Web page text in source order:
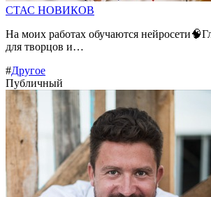
СТАС НОВИКОВ
На моих работах обучаются
для творцов и…
#Другое
Публичный